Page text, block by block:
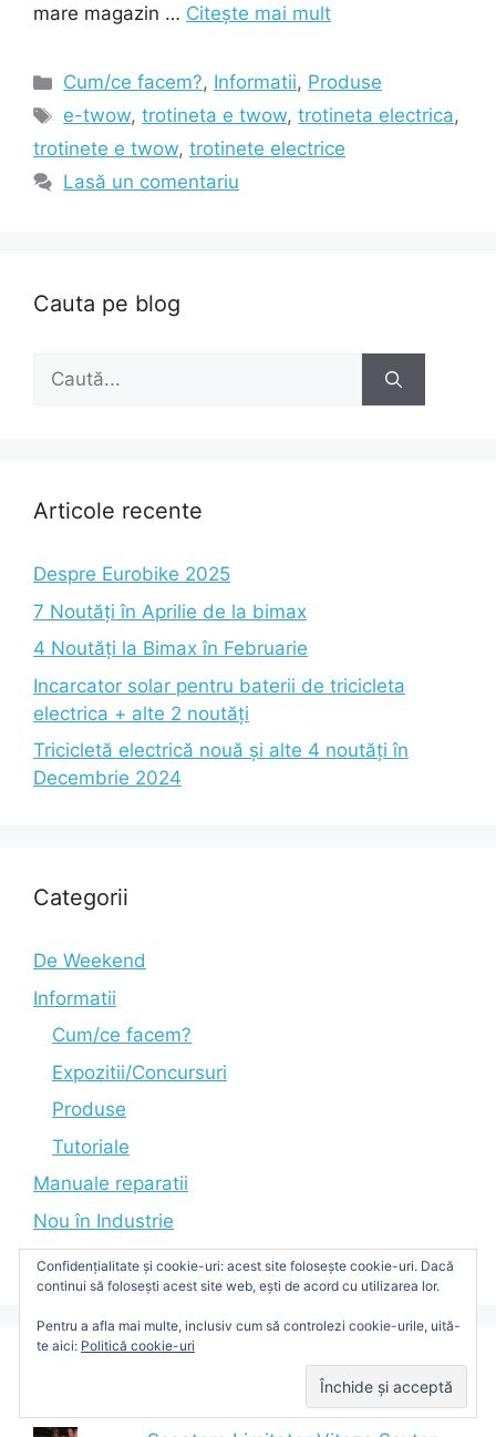
mare magazin … Citește mai mult
Categorii
Cum/ce facem?, Informatii, Produse
Etichete
e-twow,trotineta e twow,trotineta electrica,
trotinete e twow, trotinete electrice
Lasă un comentariu
Cauta pe blog
Caută
Articole recente
Despre Eurobike 2025
7 Noutăți în Aprilie de la bimax
4 Noutăți la Bimax în Februarie
Incarcator solar pentru baterii de tricicleta
electrica + alte 2 noutăți
Tricicletă electrică nouă și alte 4 noutăți în
Decembrie 2024
Categorii
De Weekend
Informatii
Cum/ce facem?
Expozitii/Concursuri
Produse
Tutoriale
Manuale reparatii
Nou în Industrie
Video
Confidențialitate și cookie-uri: acest site folosește cookie-uri. Dacă
continui să folosești acest site web, ești de acord cu utilizarea lor.
Pentru a afla mai multe, inclusiv cum să controlezi cookie-urile, uită-
te aici: Politică cookie-uri